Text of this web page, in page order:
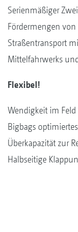
Serienmäßiger
Fördermengen
Straßentransport
Mittelfahrwerks
Flexibel!
Wendigkeit im
Bigbags
Überkapazität zur
Halbseitige